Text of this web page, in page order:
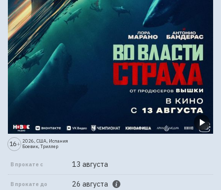
16+ 2026, США, Испания
Боевик, Триллер
В прокате с 13 августа
В прокате до 26 августа